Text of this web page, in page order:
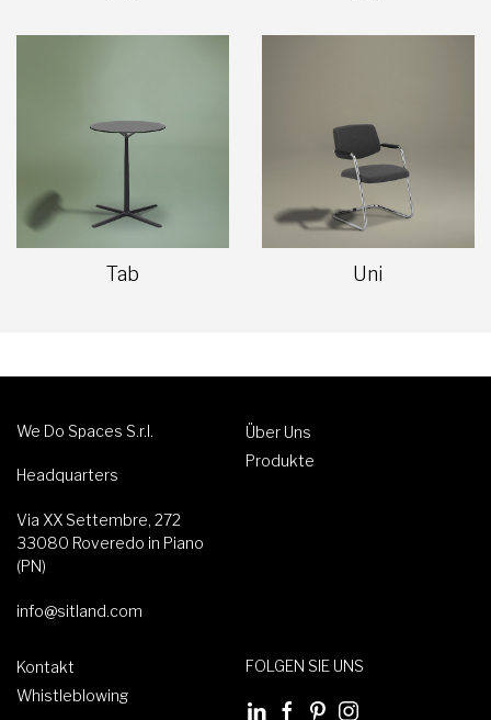
Tab Uni
We Do Spaces S.r.l.
Headquarters
Via XX Settembre, 272
33080 Roveredo in Piano
(PN)
info@sitland.com
Über Uns
Produkte
Kontakt
Whistleblowing
FOLGEN SIE UNS